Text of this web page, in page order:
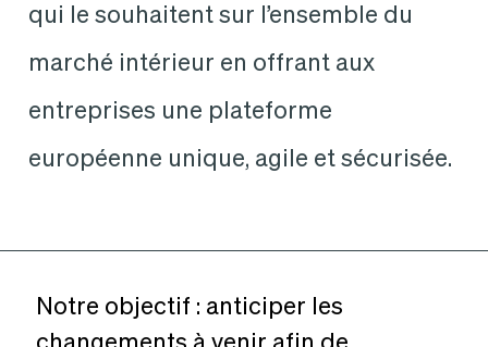
qui le souhaitent sur l’ensemble du
marché intérieur en offrant aux
entreprises une plateforme
européenne unique, agile et sécurisée.
Notre objectif : anticiper les